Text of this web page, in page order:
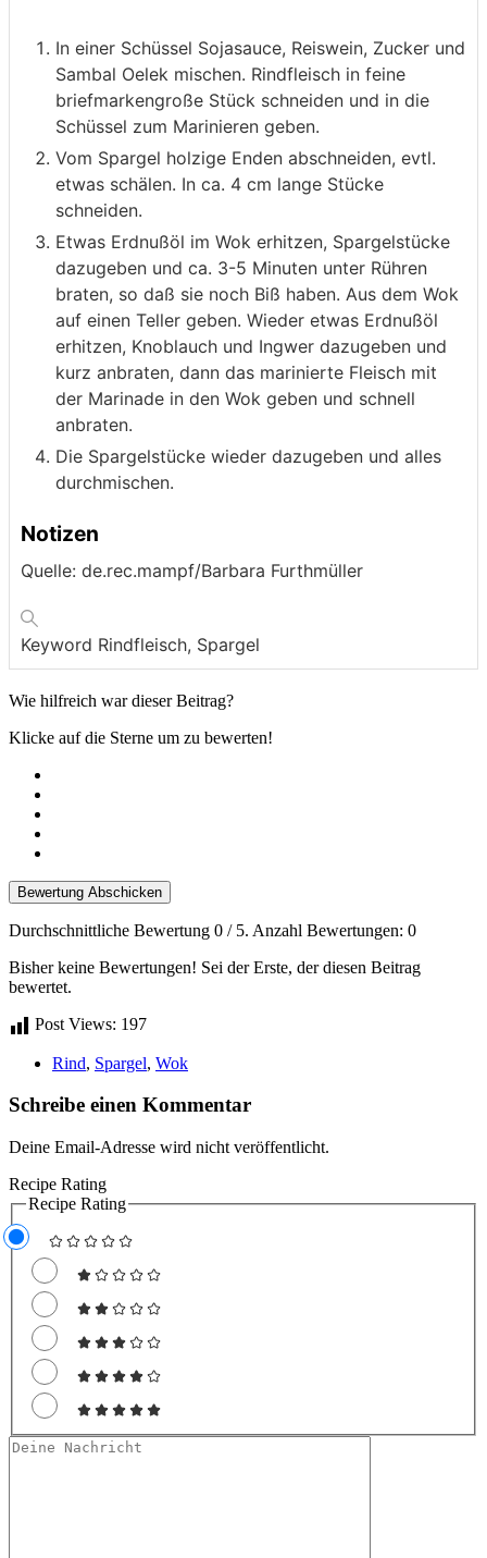
In einer Schüssel Sojasauce, Reiswein, Zucker und
Sambal Oelek mischen. Rindfleisch in feine
briefmarkengroße Stück schneiden und in die
Schüssel zum Marinieren geben.
Vom Spargel holzige Enden abschneiden, evtl.
etwas schälen. In ca. 4 cm lange Stücke
schneiden.
Etwas Erdnußöl im Wok erhitzen, Spargelstücke
dazugeben und ca. 3-5 Minuten unter Rühren
braten, so daß sie noch Biß haben. Aus dem Wok
auf einen Teller geben. Wieder etwas Erdnußöl
erhitzen, Knoblauch und Ingwer dazugeben und
kurz anbraten, dann das marinierte Fleisch mit
der Marinade in den Wok geben und schnell
anbraten.
Die Spargelstücke wieder dazugeben und alles
durchmischen.
Notizen
Quelle: de.rec.mampf/Barbara Furthmüller
Keyword Rindfleisch, Spargel
Wie hilfreich war dieser Beitrag?
Klicke auf die Sterne um zu bewerten!
Bewertung Abschicken
Durchschnittliche Bewertung 0 / 5. Anzahl Bewertungen: 0
Bisher keine Bewertungen! Sei der Erste, der diesen Beitrag
bewertet.
Post Views: 197
Rind, Spargel, Wok
Schreibe einen Kommentar
Deine Email-Adresse wird nicht veröffentlicht.
Recipe Rating
Recipe Rating